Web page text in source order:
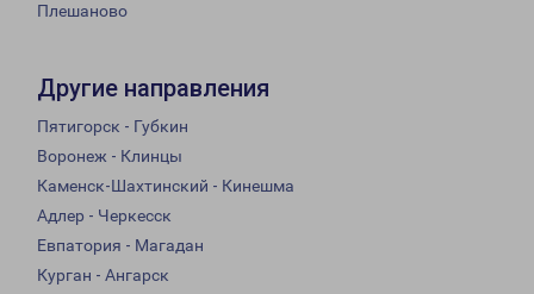
Плешаново
Другие направления
Пятигорск - Губкин
Воронеж - Клинцы
Каменск-Шахтинский - Кинешма
Адлер - Черкесск
Евпатория - Магадан
Курган - Ангарск